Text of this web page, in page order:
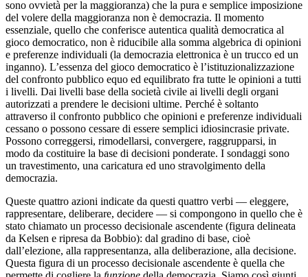
sono ovvietà per la maggioranza) che la pura e semplice imposizione
del volere della maggioranza non è democrazia. Il momento
essenziale, quello che conferisce autentica qualità democratica al
gioco democratico, non è riducibile alla somma algebrica di opinioni
e preferenze individuali (la democrazia elettronica è un trucco ed un
inganno). L’essenza del gioco democratico è l’istituzionalizzazione
del confronto pubblico equo ed equilibrato fra tutte le opinioni a tutti
i livelli. Dai livelli base della società civile ai livelli degli organi
autorizzati a prendere le decisioni ultime. Perché è soltanto
attraverso il confronto pubblico che opinioni e preferenze individuali
cessano o possono cessare di essere semplici idiosincrasie private.
Possono correggersi, rimodellarsi, convergere, raggrupparsi, in
modo da costituire la base di decisioni ponderate. I sondaggi sono
un travestimento, una caricatura ed uno stravolgimento della
democrazia.
Queste quattro azioni indicate da questi quattro verbi — eleggere,
rappresentare, deliberare, decidere — si compongono in quello che è
stato chiamato un processo decisionale ascendente (figura delineata
da Kelsen e ripresa da Bobbio): dal gradino di base, cioè
dall’elezione, alla rappresentanza, alla deliberazione, alla decisione.
Questa figura di un processo decisionale ascendente è quella che